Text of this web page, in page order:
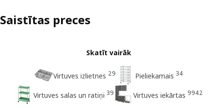
Saistītas preces
Skatīt vairāk
Virtuves izlietnes 29 Pieliekamais 34
Virtuves salas un ratiņi 39 Virtuves iekārtas 9942